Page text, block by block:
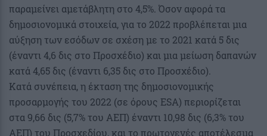
παραμείνει αμετάβλητη στο 4,5%. Όσον αφορά τα
δημοσιονομικά στοιχεία, για το 2022 προβλέπεται μια
αύξηση των εσόδων σε σχέση με το 2021 κατά 5 δις
(έναντι 4,6 δις στο Προσχέδιο) και μια μείωση δαπανών
κατά 4,65 δις (έναντι 6,35 δις στο Προσχέδιο).
Κατά συνέπεια, η έκταση της δημοσιονομικής
προσαρμογής του 2022 (σε όρους ESA) περιορίζεται
στα 9,66 δις (5,7% του ΑΕΠ) έναντι 10,98 δις (6,3% του
ΑΕΠ) του Προσχεδίου, και το πρωτογενές αποτέλεσμα